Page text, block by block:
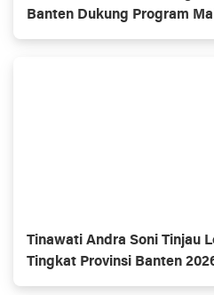
Banten Dukung Program
Tinawati Andra Soni Tinjau
Tingkat Provinsi Banten